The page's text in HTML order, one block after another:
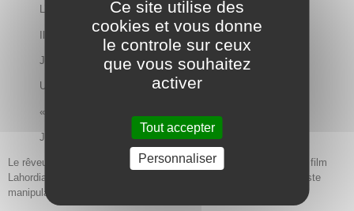
L’homme me voit et s’arrête. Il est bienveillant.
Il dit : « c’est beau ici ! »
Je réponds : « oui ».
Une courte pause. Il regarde le paysage, puis demande :
« Ce n’est pas ici qu’on a tourné le film « Lahordia » ?
Je réponds : « oui ». »
Le rêveur précise que dans la réalité, dans ce lieu, a été tourné le film
Lahordia [Le nom du film a été modifié], dont le thème est une vaste
manipulation de groupe par le personnage principal.
Ce site utilise des
cookies et vous donne
le controle sur ceux
que vous souhaitez
activer
Tout accepter
Personnaliser